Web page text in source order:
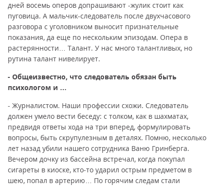
дней восемь оперов допрашивают -жулик стоит как
пуговица. А мальчик-следователь после двухчасового
разговора с уголовником выносит признательные
показания, да еще по нескольким эпизодам. Опера в
растерянности… Талант. У нас много талантливых, но
рутина талант нивелирует.
- Общеизвестно, что следователь обязан быть
психологом и …
- Журналистом. Наши профессии схожи. Следователь
должен умело вести беседу: с толком, как в шахматах,
предвидя ответы хода на три вперед, формулировать
вопросы, быть скрупулезным в деталях. Помню, несколько
лет назад убили нашего сотрудника Ваню Гринберга.
Вечером дочку из бассейна встречал, когда покупал
сигареты в киоске, кто-то ударил острым предметом в
шею, попал в артерию… По горячим следам стали